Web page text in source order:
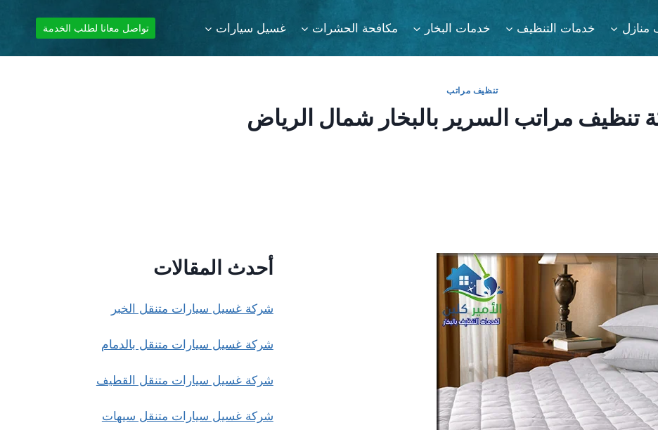
منازل خدمات التنظيف خدمات البخار مكافحة الحشرات غسيل سيارات تواصل معانا لطلب الخدمة
تنظيف مراتب
تنظيف مراتب السرير بالبخار شمال الرياض
أحدث المقالات
شركة غسيل سيارات متنقل الخبر
شركة غسيل سيارات متنقل بالدمام
شركة غسيل سيارات متنقل القطيف
شركة غسيل سيارات متنقل سيهات